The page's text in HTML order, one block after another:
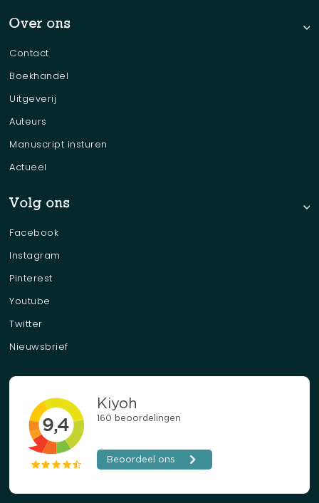
Over ons
Contact
Boekhandel
Uitgeverij
Auteurs
Manuscript insturen
Actueel
Volg ons
Facebook
Instagram
Pinterest
Youtube
Twitter
Nieuwsbrief